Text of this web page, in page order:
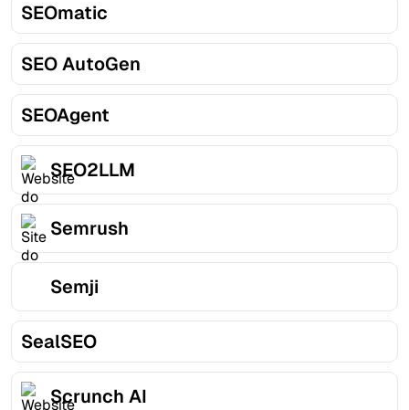
SEOmatic
SEO AutoGen
SEOAgent
SEO2LLM
Semrush
Semji
SealSEO
Scrunch AI